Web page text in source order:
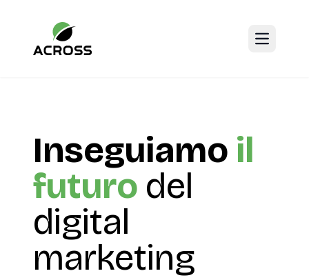
Open
Inseguiamo il
futuro del
digital
marketing